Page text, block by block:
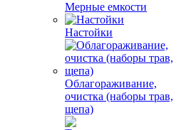
Мерные емкости
Настойки
Облагораживание,
очистка (наборы трав,
щепа)